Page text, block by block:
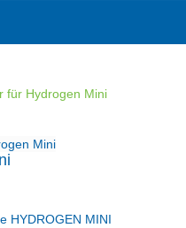
für Hydrogen Mini
HYDROGEN MINI